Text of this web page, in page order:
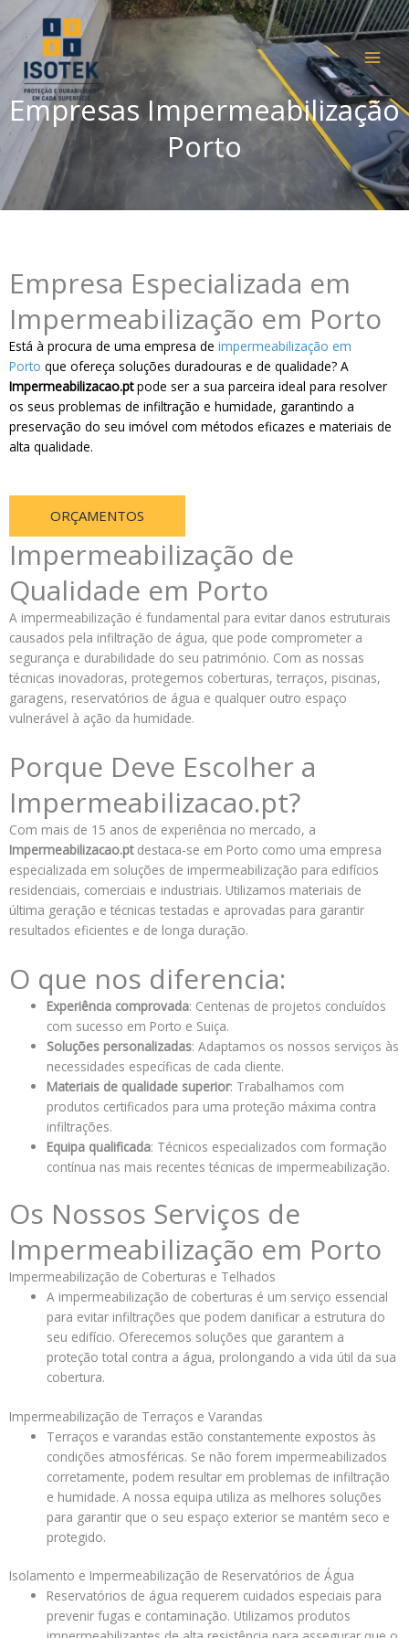
Skip
to
Empresas Impermeabilização
Porto
Empresa Especializada em
Impermeabilização em Porto
Está à procura de uma empresa de impermeabilização em
Porto que ofereça soluções duradouras e de qualidade? A
Impermeabilizacao.ptpode ser a sua parceira ideal para resolver
os seus problemas de infiltração e humidade, garantindo a
preservação do seu imóvel com métodos eficazes e materiais de
alta qualidade.
ORÇAMENTOS
Impermeabilização de
Qualidade em Porto
A impermeabilização é fundamental para evitar danos estruturais
causados pela infiltração de água, que pode comprometer a
segurança e durabilidade do seu património. Com as nossas
técnicas inovadoras, protegemos coberturas, terraços, piscinas,
garagens, reservatórios de água e qualquer outro espaço
vulnerável à ação da humidade.
Porque Deve Escolher a
Impermeabilizacao.pt?
Com mais de 15 anos de experiência no mercado, a
Impermeabilizacao.ptdestaca-se em Porto como uma empresa
especializada em soluções de impermeabilização para edifícios
residenciais, comerciais e industriais. Utilizamos materiais de
última geração e técnicas testadas e aprovadas para garantir
resultados eficientes e de longa duração.
O que nos diferencia:
Experiência comprovada: Centenas de projetos concluídos
com sucesso em Porto e Suiça.
Soluções personalizadas: Adaptamos os nossos serviços às
necessidades específicas de cada cliente.
Materiais de qualidade superior: Trabalhamos com
produtos certificados para uma proteção máxima contra
infiltrações.
Equipa qualificada: Técnicos especializados com formação
contínua nas mais recentes técnicas de impermeabilização.
Os Nossos Serviços de
Impermeabilização em Porto
Impermeabilização de Coberturas e Telhados
A impermeabilização de coberturas é um serviço essencial
para evitar infiltrações que podem danificar a estrutura do
seu edifício. Oferecemos soluções que garantem a
proteção total contra a água, prolongando a vida útil da sua
cobertura.
Impermeabilização de Terraços e Varandas
Terraços e varandas estão constantemente expostos às
condições atmosféricas. Se não forem impermeabilizados
corretamente, podem resultar em problemas de infiltração
e humidade. A nossa equipa utiliza as melhores soluções
para garantir que o seu espaço exterior se mantém seco e
protegido.
Isolamento e Impermeabilização de Reservatórios de Água
Reservatórios de água requerem cuidados especiais para
prevenir fugas e contaminação. Utilizamos produtos